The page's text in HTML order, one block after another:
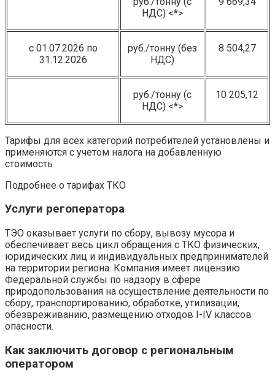
НДС) <*>
с 01.07.2026 по
31.12.2026
руб./тонну (без
НДС)
8 504,27
руб./тонну (с
НДС) <*>
10 205,12
Тарифы для всех категорий потребителей установлены и
применяются с учетом налога на добавленную
стоимость.
Подробнее о тарифах ТКО
Услуги регоператора
ТЭО оказывает услуги по сбору, вывозу мусора и
обеспечивает весь цикл обращения с ТКО физических,
юридических лиц и индивидуальных предпринимателей
на территории региона. Компания имеет лицензию
Федеральной службы по надзору в сфере
природопользования на осуществление деятельности по
сбору, транспортированию, обработке, утилизации,
обезвреживанию, размещению отходов I-IV классов
опасности.
Как заключить договор с региональным
оператором